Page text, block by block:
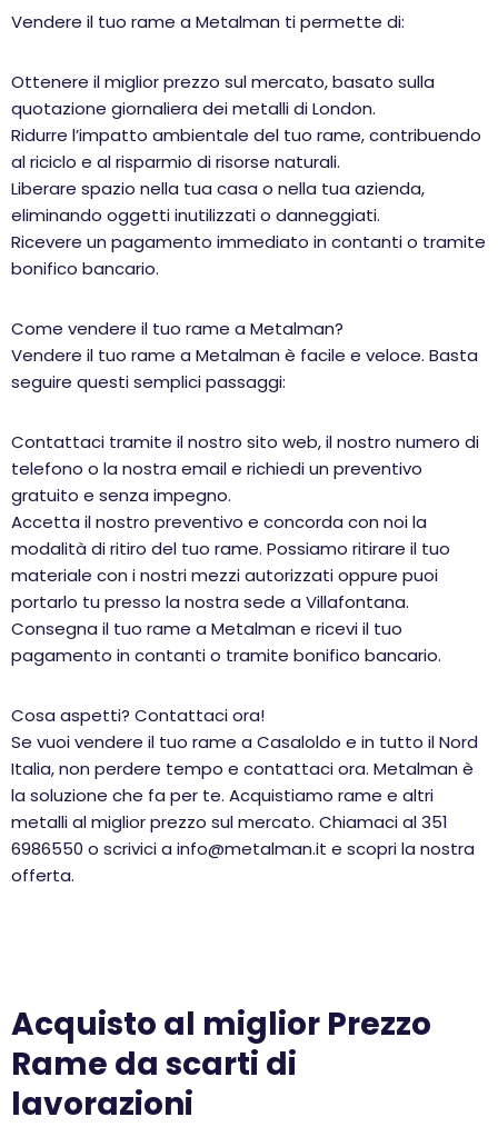
Vendere il tuo rame a Metalman ti permette di:
Ottenere il miglior prezzo sul mercato, basato sulla
quotazione giornaliera dei metalli di London.
Ridurre l’impatto ambientale del tuo rame, contribuendo
al riciclo e al risparmio di risorse naturali.
Liberare spazio nella tua casa o nella tua azienda,
eliminando oggetti inutilizzati o danneggiati.
Ricevere un pagamento immediato in contanti o tramite
bonifico bancario.
Come vendere il tuo rame a Metalman?
Vendere il tuo rame a Metalman è facile e veloce. Basta
seguire questi semplici passaggi:
Contattaci tramite il nostro sito web, il nostro numero di
telefono o la nostra email e richiedi un preventivo
gratuito e senza impegno.
Accetta il nostro preventivo e concorda con noi la
modalità di ritiro del tuo rame. Possiamo ritirare il tuo
materiale con i nostri mezzi autorizzati oppure puoi
portarlo tu presso la nostra sede a Villafontana.
Consegna il tuo rame a Metalman e ricevi il tuo
pagamento in contanti o tramite bonifico bancario.
Cosa aspetti? Contattaci ora!
Se vuoi vendere il tuo rame a Casaloldo e in tutto il Nord
Italia, non perdere tempo e contattaci ora. Metalman è
la soluzione che fa per te. Acquistiamo rame e altri
metalli al miglior prezzo sul mercato. Chiamaci al 351
6986550 o scrivici a info@metalman.it e scopri la nostra
offerta.
Acquisto al miglior Prezzo
Rame da scarti di
lavorazioni